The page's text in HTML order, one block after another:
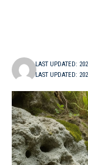
LAST UPDATED:
LAST UPDATED: